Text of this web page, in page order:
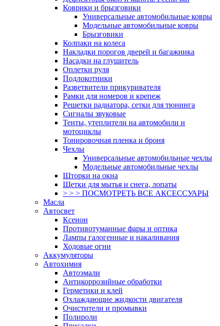
Коврики и брызговики
Универсальные автомобильные ковры
Модельные автомобильные ковры
Брызговики
Колпаки на колеса
Накладки порогов дверей и багажника
Насадки на глушитель
Оплетки руля
Подлокотники
Разветвители прикуривателя
Рамки для номеров и крепеж
Решетки радиатора, сетки для тюнинга
Сигналы звуковые
Тенты, утеплители на автомобили и
мотоциклы
Тонировочная пленка и броня
Чехлы
Универсальные автомобильные чехлы
Модельные автомобильные чехлы
Шторки на окна
Щетки для мытья и снега, лопаты
> > > ПОСМОТРЕТЬ ВСЕ АКСЕССУАРЫ
Масла
Автосвет
Ксенон
Противотуманные фары и оптика
Лампы галогенные и накаливания
Ходовые огни
Аккумуляторы
Автохимия
Автоэмали
Антикоррозийные обработки
Герметики и клей
Охлаждающие жидкости двигателя
Очистители и промывки
Полироли